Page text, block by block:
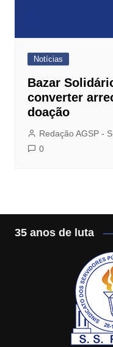
Notícias
Bazar
converter
doação
Redação AGSP -
0
35 anos de luta